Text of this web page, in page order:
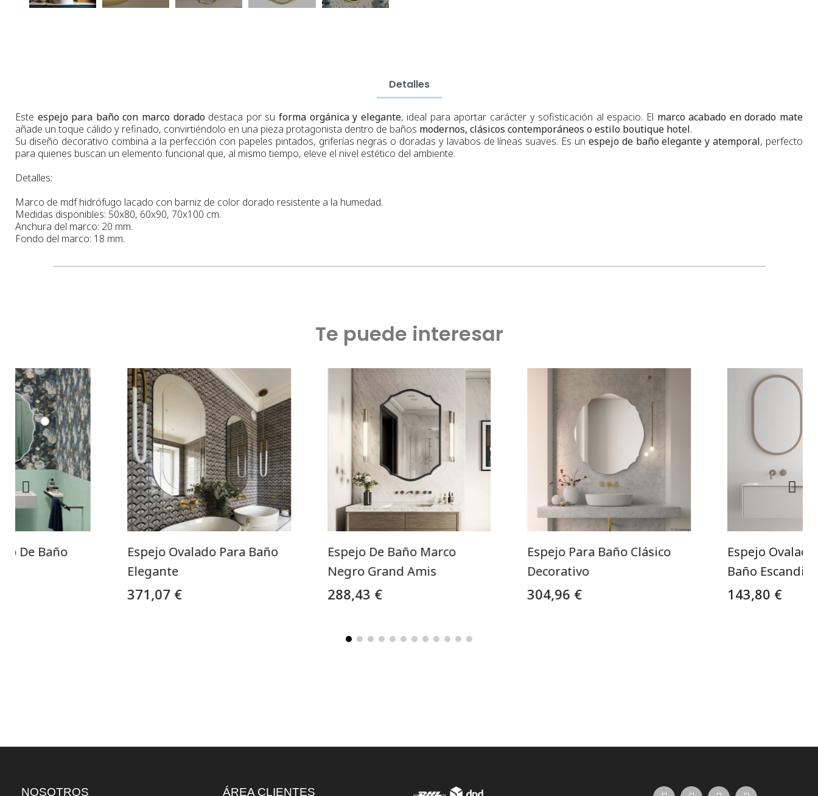
Detalles
Este espejo para baño con marco doradodestaca por su forma orgánica y elegante, ideal para aportar carácter y sofisticación al espacio. El marco acabado en dorado mate
añade un toque cálido y refinado, convirtiéndolo en una pieza protagonista dentro de baños modernos, clásicos contemporáneos o estilo boutique hotel.
Su diseño decorativo combina a la perfección con papeles pintados, griferías negras o doradas y lavabos de líneas suaves. Es un espejo de baño elegante y atemporal, perfecto
para quienes buscan un elemento funcional que, al mismo tiempo, eleve el nivel estético del ambiente.
Detalles:
Marco de mdf hidrófugo lacado con barniz de color dorado resistente a la humedad.
Medidas disponibles: 50x80, 60x90, 70x100 cm.
Anchura del marco: 20 mm.
Fondo del marco: 18 mm.
Te puede interesar
De Baño
Espejo Ovalado Para Baño
Elegante
371,07 €
Espejo De Baño Marco
Negro Grand Amis
288,43 €
Espejo Para Baño Clásico
Decorativo
304,96 €
Espejo
Baño
143,80 €
NOSOTROS ÁREA CLIENTES